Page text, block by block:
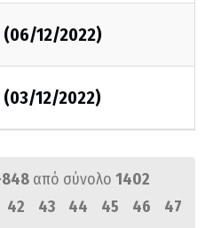
(06/12/2022)
(03/12/2022)
848 από σύνολο 1402
42 43 44 45 46
47